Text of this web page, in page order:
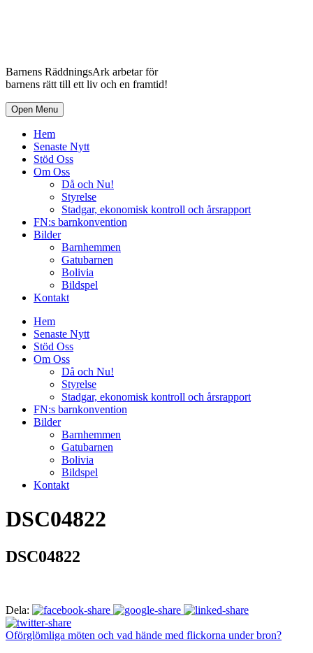
Barnens RäddningsArk arbetar för
barnens rätt till ett liv och en framtid!
Open Menu
Hem
Senaste Nytt
Stöd Oss
Om Oss
Då och Nu!
Styrelse
Stadgar, ekonomisk kontroll och årsrapport
FN:s barnkonvention
Bilder
Barnhemmen
Gatubarnen
Bolivia
Bildspel
Kontakt
Hem
Senaste Nytt
Stöd Oss
Om Oss
Då och Nu!
Styrelse
Stadgar, ekonomisk kontroll och årsrapport
FN:s barnkonvention
Bilder
Barnhemmen
Gatubarnen
Bolivia
Bildspel
Kontakt
DSC04822
DSC04822
Dela:
Oförglömliga möten och vad hände med flickorna under bron?